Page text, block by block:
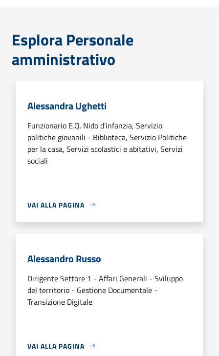
Esplora Personale
amministrativo
Alessandra Ughetti
Funzionario E.Q. Nido d'infanzia, Servizio
politiche giovanili - Biblioteca, Servizio Politiche
per la casa, Servizi scolastici e abitativi, Servizi
sociali
VAI ALLA PAGINA
Alessandro Russo
Dirigente Settore 1 - Affari Generali - Sviluppo
del territorio - Gestione Documentale -
Transizione Digitale
VAI ALLA PAGINA